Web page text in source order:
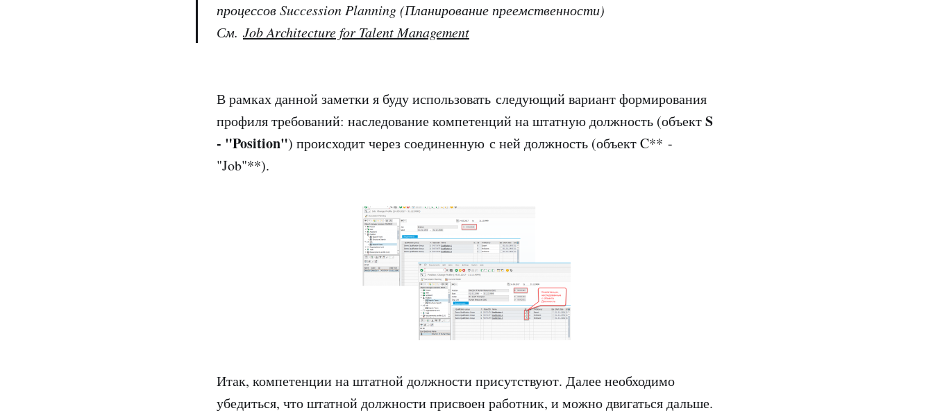
процессов Succession Planning (Планирование преемственности)
См. Job Architecture for Talent Management
В рамках данной заметки я буду использовать следующий вариант формирования
профиля требований: наследование компетенций на штатную должность (объектS
- "Position") происходит через соединенную с ней должность (объект C** -
"Job"**).
Итак, компетенции на штатной должности присутствуют. Далее необходимо
убедиться, что штатной должности присвоен работник, и можно двигаться дальше.